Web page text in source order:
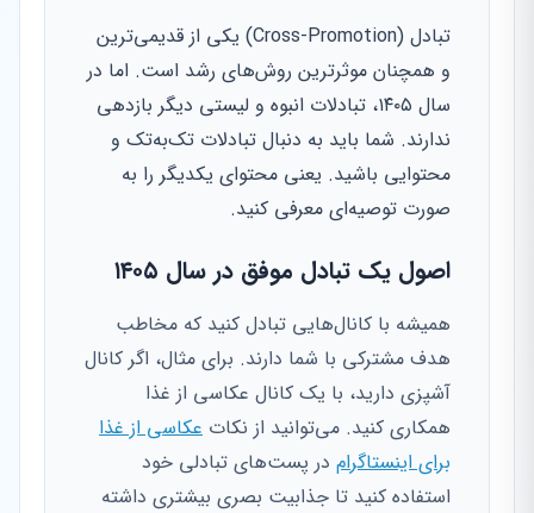
تبادل (Cross-Promotion) یکی از قدیمی‌ترین
و همچنان موثرترین روش‌های رشد است. اما در
سال ۱۴۰۵، تبادلات انبوه و لیستی دیگر بازدهی
ندارند. شما باید به دنبال تبادلات تک‌به‌تک و
محتوایی باشید. یعنی محتوای یکدیگر را به
صورت توصیه‌ای معرفی کنید.
اصول یک تبادل موفق در سال ۱۴۰۵
همیشه با کانال‌هایی تبادل کنید که مخاطب
هدف مشترکی با شما دارند. برای مثال، اگر کانال
آشپزی دارید، با یک کانال عکاسی از غذا
همکاری کنید. می‌توانید از نکات عکاسی از غذا
برای اینستاگرام در پست‌های تبادلی خود
استفاده کنید تا جذابیت بصری بیشتری داشته